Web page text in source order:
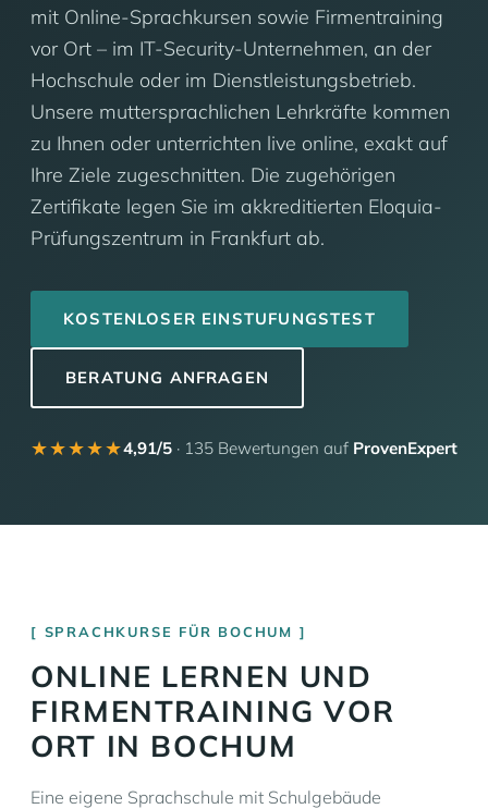
mit Online-Sprachkursen sowie Firmentraining
vor Ort – im IT-Security-Unternehmen, an der
Hochschule oder im Dienstleistungsbetrieb.
Unsere muttersprachlichen Lehrkräfte kommen
zu Ihnen oder unterrichten live online, exakt auf
Ihre Ziele zugeschnitten. Die zugehörigen
Zertifikate legen Sie im akkreditierten Eloquia-
Prüfungszentrum in Frankfurt ab.
KOSTENLOSER EINSTUFUNGSTEST
BERATUNG ANFRAGEN
★★★★★4,91/5 · 135 Bewertungen auf ProvenExpert
SPRACHKURSE FÜR BOCHUM
ONLINE LERNEN UND
FIRMENTRAINING VOR
ORT IN BOCHUM
Eine eigene Sprachschule mit Schulgebäude